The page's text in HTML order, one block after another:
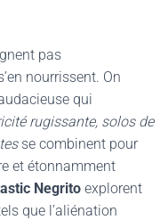
pas
nourrissent. On
qui
rugissante, solos de
se combinent pour
et étonnamment
Negrito explorent
que l’aliénation